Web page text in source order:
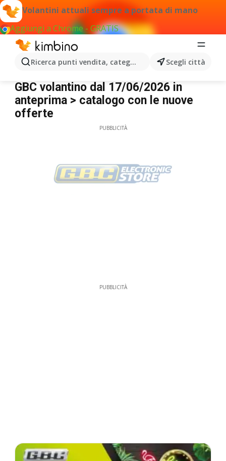
Volantini attuali sempre a portata di mano
Aggiungi a Chrome - GRATIS
Ricerca punti vendita, categorie, prodotti...Scegli città
GBC
GBC volantino dal 17/06/2026 in
anteprima > catalogo con le nuove
offerte
PUBBLICITÀ
PUBBLICITÀ